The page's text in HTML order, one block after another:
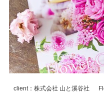
client：株式会社 山と溪谷社